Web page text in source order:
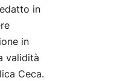
in
in
validità
Ceca.